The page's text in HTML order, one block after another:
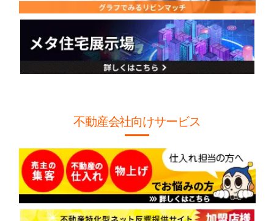
不動産会社向けサービス